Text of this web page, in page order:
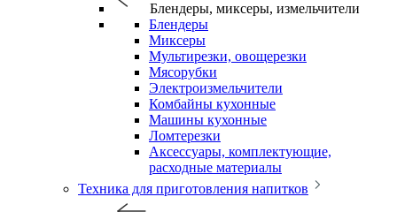
Блендеры, миксеры, измельчители
Блендеры
Миксеры
Мультирезки, овощерезки
Мясорубки
Электроизмельчители
Комбайны кухонные
Машины кухонные
Ломтерезки
Аксессуары, комплектующие,
расходные материалы
Техника для приготовления напитков